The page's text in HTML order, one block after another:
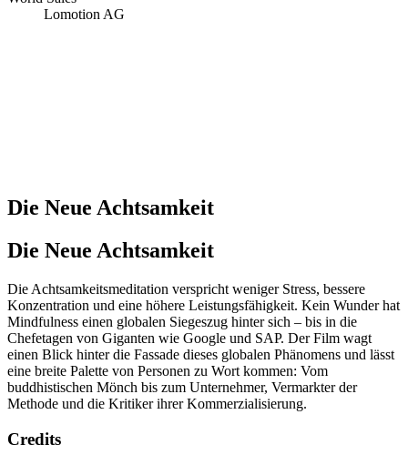
Lomotion AG
Die Neue Achtsamkeit
Die Neue Achtsamkeit
Die Achtsamkeitsmeditation verspricht weniger Stress, bessere
Konzentration und eine höhere Leistungsfähigkeit. Kein Wunder hat
Mindfulness einen globalen Siegeszug hinter sich – bis in die
Chefetagen von Giganten wie Google und SAP. Der Film wagt
einen Blick hinter die Fassade dieses globalen Phänomens und lässt
eine breite Palette von Personen zu Wort kommen: Vom
buddhistischen Mönch bis zum Unternehmer, Vermarkter der
Methode und die Kritiker ihrer Kommerzialisierung.
Credits